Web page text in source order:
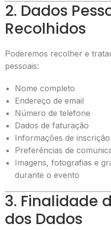
2. Dados
Recolhidos
Poderemos recolher e
pessoais:
Nome completo
Endereço de email
Número de telefone
Dados de faturação
Informações de
Preferências de
Imagens, fotografias e
durante o evento
3. Finalidade
dos Dados